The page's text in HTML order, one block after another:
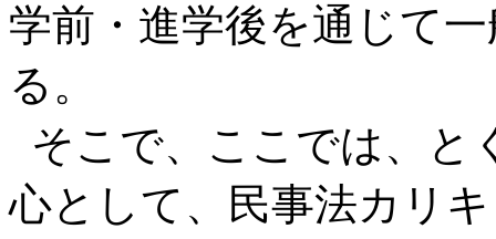
学前・進学後を通じて
る。
そこで、ここでは、と
心として、民事法カリ